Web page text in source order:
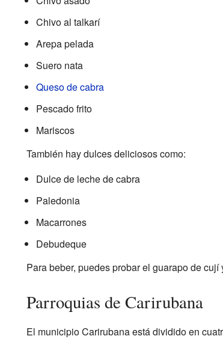
Chivo al talkarí
Arepa pelada
Suero nata
Queso de cabra
Pescado frito
Mariscos
También hay dulces deliciosos como:
Dulce de leche de cabra
Paledonia
Macarrones
Debudeque
Para beber, puedes probar el guarapo de
Parroquias de Carirubana
El municipio Carirubana está dividido en